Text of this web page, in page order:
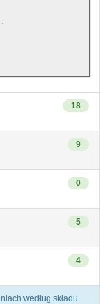
18
9
0
5
4
według składu